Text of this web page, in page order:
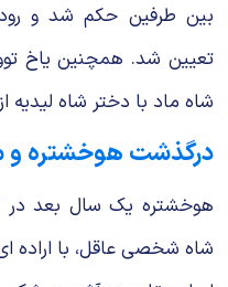
بین طرفین حکم شد و
تعیین شد. همچنین یاخ
شاه ماد با دختر شاه لیدیه ازدواج کرد
درگذشت هوخشتره و
شاه شخصی عاقل، با اراده